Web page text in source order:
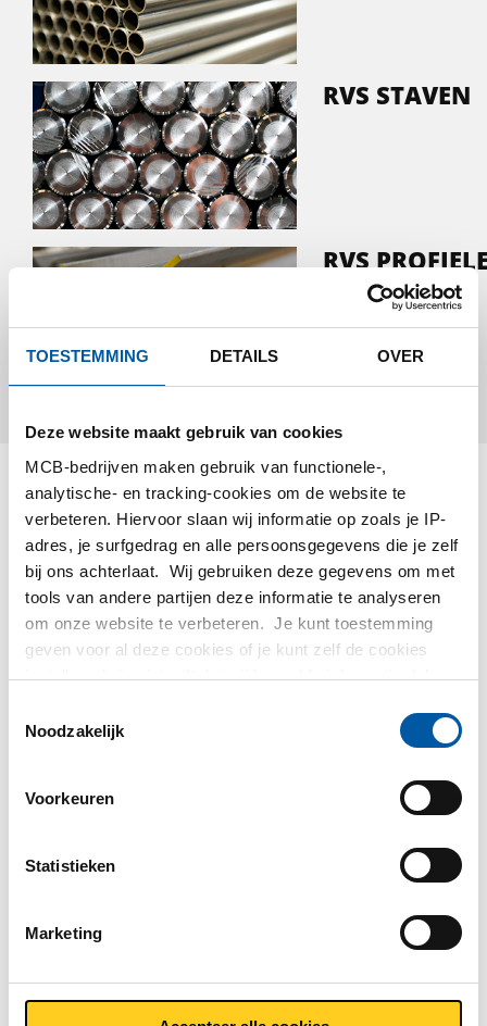
TOESTEMMING DETAILS OVER
Deze website maakt gebruik van cookies
MCB-bedrijven maken gebruik van functionele-,
analytische- en tracking-cookies om de website te
verbeteren. Hiervoor slaan wij informatie op zoals je IP-
adres, je surfgedrag en alle persoonsgegevens die je zelf
bij ons achterlaat. Wij gebruiken deze gegevens om met
tools van andere partijen deze informatie te analyseren
om onze website te verbeteren. Je kunt toestemming
geven voor al deze cookies of je kunt zelf de cookies
instellen als je niet wilt dat wij bepaalde informatie delen.
partijen waarmee wij samenwerken vind je in ons
Noodzakelijk
Voorkeuren
Statistieken
Marketing
RVS STAVEN
RVS
Testas Blogs
palletrecycling in de praktijk
Voor Theuws Metaal in Luyksgestel is het recyclen